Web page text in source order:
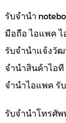
รับจำนำ
มือถือ ไอแพค
รับจํานําแจ้งวัฒ
จำนำสินค้าไอ
จำนำไอแพค รั
รับจำนำโทรศั